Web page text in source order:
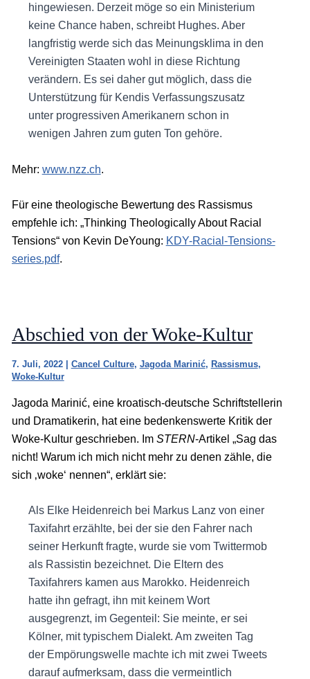
hingewiesen. Derzeit möge so ein Ministerium
keine Chance haben, schreibt Hughes. Aber
langfristig werde sich das Meinungsklima in den
Vereinigten Staaten wohl in diese Richtung
verändern. Es sei daher gut möglich, dass die
Unterstützung für Kendis Verfassungszusatz
unter progressiven Amerikanern schon in
wenigen Jahren zum guten Ton gehöre.
Mehr: www.nzz.ch.
Für eine theologische Bewertung des Rassismus
empfehle ich: „Thinking Theologically About Racial
Tensions“ von Kevin DeYoung: KDY-Racial-Tensions-
series.pdf.
Abschied von der Woke-Kultur
7. Juli, 2022 Cancel Culture, Jagoda Marinić, Rassismus,
Woke-Kultur
Jagoda Marinić, eine kroatisch-deutsche Schriftstellerin
und Dramatikerin, hat eine bedenkenswerte Kritik der
Woke-Kultur geschrieben. Im STERN-Artikel „Sag das
nicht! Warum ich mich nicht mehr zu denen zähle, die
sich ‚woke‘ nennen“, erklärt sie:
Als Elke Heidenreich bei Markus Lanz von einer
Taxifahrt erzählte, bei der sie den Fahrer nach
seiner Herkunft fragte, wurde sie vom Twittermob
als Rassistin bezeichnet. Die Eltern des
Taxifahrers kamen aus Marokko. Heidenreich
hatte ihn gefragt, ihn mit keinem Wort
ausgegrenzt, im Gegenteil: Sie meinte, er sei
Kölner, mit typischem Dialekt. Am zweiten Tag
der Empörungswelle machte ich mit zwei Tweets
darauf aufmerksam, dass die vermeintlich